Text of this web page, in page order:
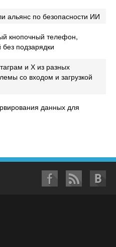
альянс по безопасности ИИ
кнопочный телефон,
подзарядки
и Х из разных
со входом и загрузкой
данных для